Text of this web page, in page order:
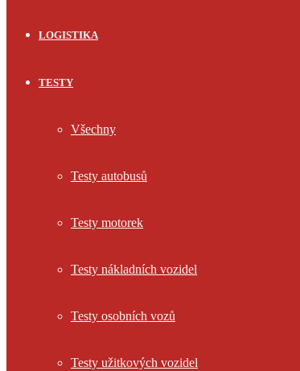
LOGISTIKA
TESTY
Všechny
Testy autobusů
Testy motorek
Testy nákladních vozidel
Testy osobních vozů
Testy užitkových vozidel